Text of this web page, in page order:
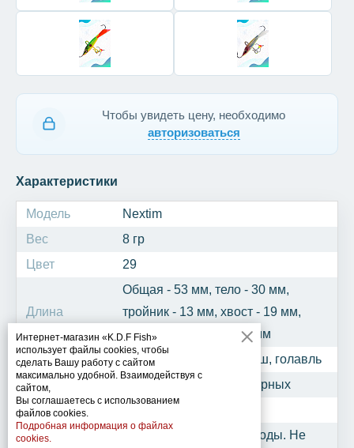
Интернет-магазин «K.D.F Fish»
использует файлы cookies, чтобы
сделать Вашу работу с сайтом
максимально удобной. Взаимодействуя с
сайтом,
Вы соглашаетесь с использованием
файлов cookies.
Подробная информация о файлах
cookies.
Чтобы увидеть цену, необходимо
авторизоваться
Характеристики
Модель
Nextim
Вес
8 гр
Цвет
29
Длина
Общая - 53 мм, тело - 30 мм,
тройник - 13 мм, хвост - 19 мм,
крючок одинарный - 6 мм
Рыба
Окунь, щука, судак, берш, голавль
Крючок
Тройник №12 + 2 одинарных
Код
Подойдет для мутной воды. Не